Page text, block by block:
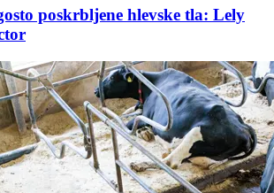
poskrbljene hlevske tla: Lely